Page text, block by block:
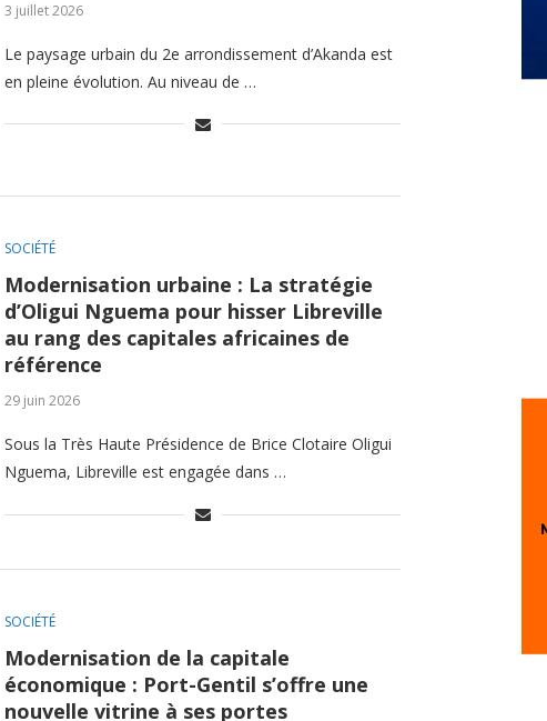
3 juillet 2026
Le paysage urbain du 2e arrondissement d’Akanda est
en pleine évolution. Au niveau de …
SOCIÉTÉ
Modernisation urbaine : La stratégie
d’Oligui Nguema pour hisser Libreville
au rang des capitales africaines de
référence
29 juin 2026
Sous la Très Haute Présidence de Brice Clotaire Oligui
Nguema, Libreville est engagée dans …
SOCIÉTÉ
Modernisation de la capitale
économique : Port-Gentil s’offre une
nouvelle vitrine à ses portes